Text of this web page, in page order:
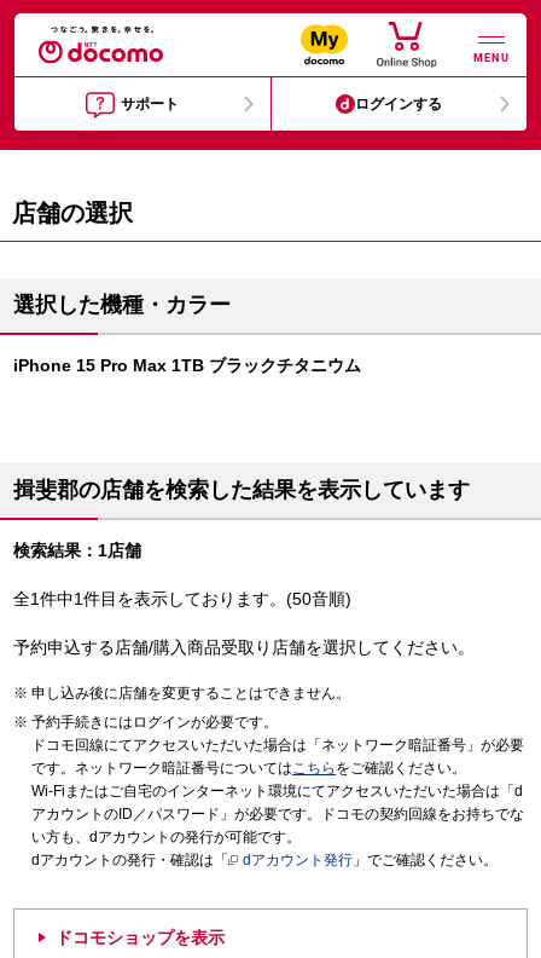
MENU
サポート ログインする
店舗の選択
選択した機種・カラー
iPhone 15 Pro Max 1TB ブラックチタニウム
揖斐郡の店舗を検索した結果を表示しています
検索結果：1店舗
全1件中1件目を表示しております。(50音順)
予約申込する店舗/購入商品受取り店舗を選択してください。
申し込み後に店舗を変更することはできません。
予約手続きにはログインが必要です。
ドコモ回線にてアクセスいただいた場合は「ネットワーク暗証番号」が必要
です。ネットワーク暗証番号についてはこちら をご確認ください。
Wi-Fiまたはご自宅のインターネット環境にてアクセスいただいた場合は「d
アカウントのID／パスワード」が必要です。ドコモの契約回線をお持ちでな
い方も、dアカウントの発行が可能です。
dアカウントの発行・確認は「
dアカウント発行 」でご確認ください。
ドコモショップを表示